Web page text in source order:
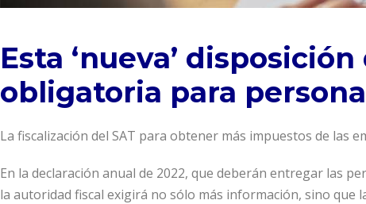
Esta ‘nueva’
obligatoria para
La fiscalización del SAT para obtener más impuestos de las
En la declaración anual de 2022, que deberán entregar las
la autoridad fiscal exigirá no sólo más información, sino que